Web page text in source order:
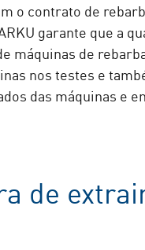
o contrato de
garante que a
máquinas de
nos testes e
das máquinas e
de